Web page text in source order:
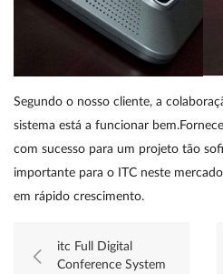
Segundo o nosso cliente, a
sistema está a funcionar
com sucesso para um projeto tão
importante para o ITC neste
em rápido crescimento.
itc Full Digital
Conference System